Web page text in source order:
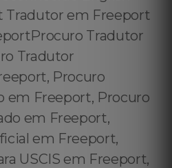
Tradutor em Freeport
Tradutor
Tradutor
Procuro
em Freeport, Procuro
em Freeport,
em Freeport,
USCIS em Freeport,